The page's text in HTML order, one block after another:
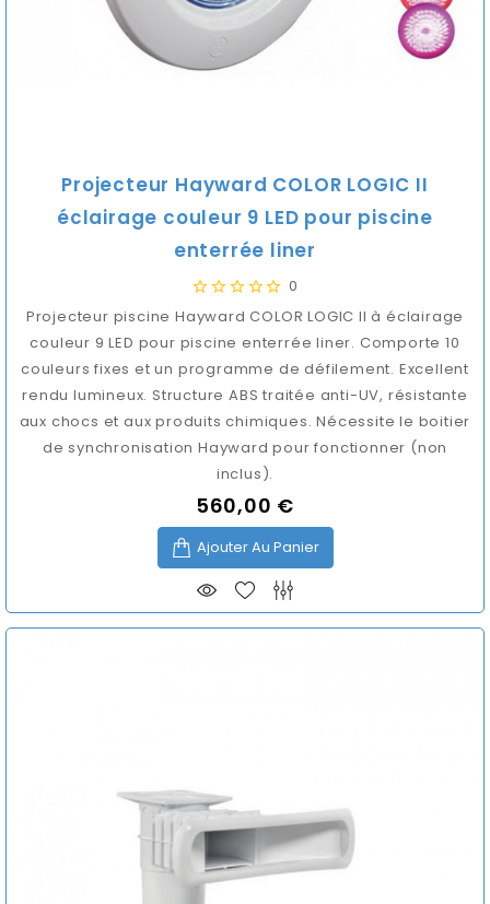
Projecteur Hayward COLOR LOGIC II
éclairage couleur 9 LED pour piscine
enterrée liner
0
Projecteur piscine Hayward COLOR LOGIC II à éclairage
couleur 9 LED pour piscine enterrée liner. Comporte 10
couleurs fixes et un programme de défilement. Excellent
rendu lumineux. Structure ABS traitée anti-UV, résistante
aux chocs et aux produits chimiques. Nécessite le boitier
de synchronisation Hayward pour fonctionner (non
inclus).
Prix
560,00 €
Ajouter Au Panier